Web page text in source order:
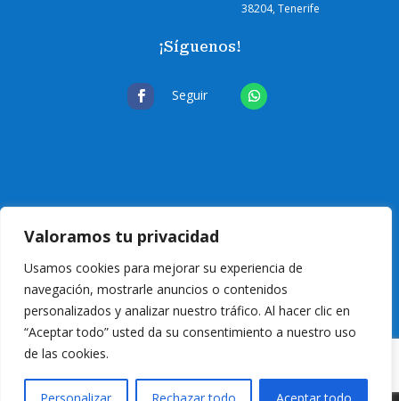
Valoramos tu privacidad
Usamos cookies para mejorar su experiencia de
navegación, mostrarle anuncios o contenidos
personalizados y analizar nuestro tráfico. Al hacer clic en
“Aceptar todo” usted da su consentimiento a nuestro uso
de las cookies.
38204, Tenerife
¡Síguenos!
Seguir
© 2024 Eurocanarias Electrodomésticos| Todos los derechos reservados |